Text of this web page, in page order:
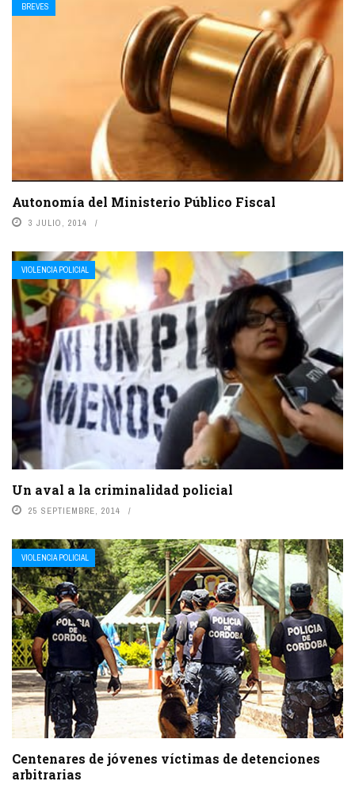
BREVES
Autonomía del Ministerio Público Fiscal
3 JULIO, 2014
VIOLENCIA POLICIAL
Un aval a la criminalidad policial
25 SEPTIEMBRE, 2014
VIOLENCIA POLICIAL
Centenares de jóvenes víctimas de detenciones
arbitrarias